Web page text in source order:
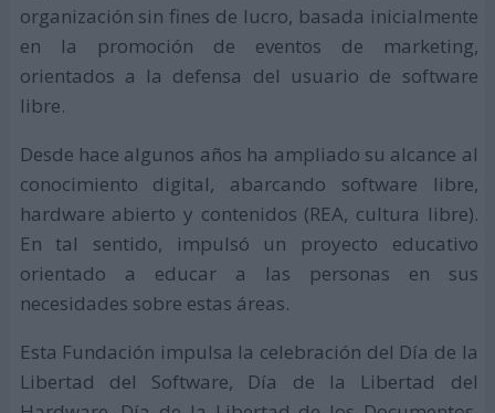
organización sin fines de lucro, basada inicialmente
en la promoción de eventos de marketing,
orientados a la defensa del usuario de software
libre.
Desde hace algunos años ha ampliado su alcance al
conocimiento digital, abarcando software libre,
hardware abierto y contenidos (REA, cultura libre).
En tal sentido, impulsó un proyecto educativo
orientado a educar a las personas en sus
necesidades sobre estas áreas.
Esta Fundación impulsa la celebración del Día de la
Libertad del Software, Día de la Libertad del